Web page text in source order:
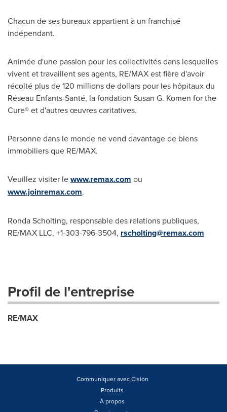
Chacun de ses bureaux appartient à un franchisé
indépendant.
Animée d'une passion pour les collectivités dans lesquelles
vivent et travaillent ses agents, RE/MAX est fière d'avoir
récolté plus de 120 millions de dollars pour les hôpitaux du
Réseau Enfants-Santé, la fondation Susan G. Komen for the
Cure® et d'autres œuvres caritatives.
Personne dans le monde ne vend davantage de biens
immobiliers que RE/MAX.
Veuillez visiter lewww.remax.com ou
www.joinremax.com.
Ronda Scholting, responsable des relations publiques,
RE/MAX LLC, +1-303-796-3504, rscholting@remax.com
Profil de l'entreprise
RE/MAX
Communiquer avec Cision
Produits
À propos